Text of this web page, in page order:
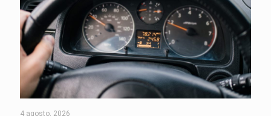
4 agosto, 2026